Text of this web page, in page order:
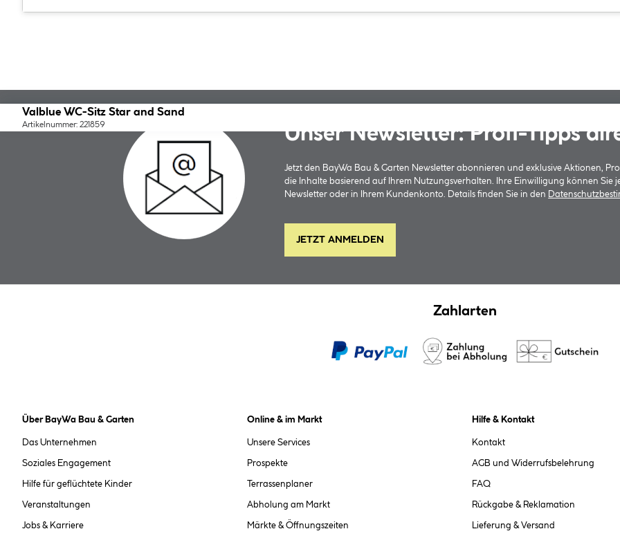
Valblue WC-Sitz Star and Sand
Artikelnummer: 221859 Unser Newsletter: Profi-Tipps
Jetzt den BayWa Bau & Garten Newsletter abonnieren und exklusive Aktionen,
die Inhalte basierend auf Ihrem Nutzungsverhalten. Ihre Einwilligung können Sie
Newsletter oder in Ihrem Kundenkonto. Details finden Sie in den
JETZT ANMELDEN
Zahlarten
Über BayWa Bau & Garten
Das Unternehmen
Soziales Engagement
Hilfe für geflüchtete Kinder
Veranstaltungen
Jobs & Karriere
Online & im Markt
Unsere Services
Prospekte
Terrassenplaner
Abholung am Markt
Märkte & Öffnungszeiten
Hilfe & Kontakt
Kontakt
AGB und Widerrufsbelehrung
FAQ
Rückgabe & Reklamation
Lieferung & Versand